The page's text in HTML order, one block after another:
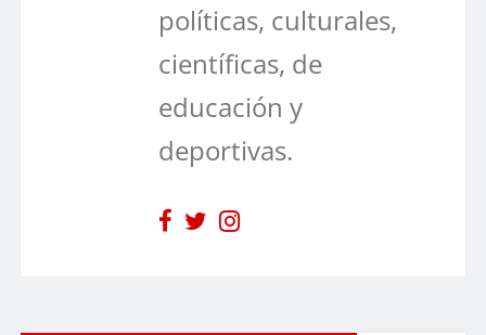
políticas, culturales,
científicas, de
educación y
deportivas.